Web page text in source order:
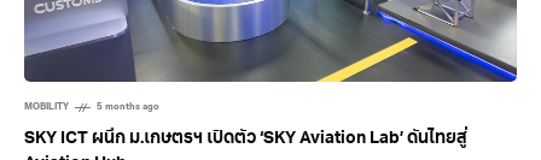
MOBILITY 5 months ago
SKY ICT ผนึก ม.เกษตรฯ เปิดตัว ‘SKY Aviation Lab’ ดันไทยสู่